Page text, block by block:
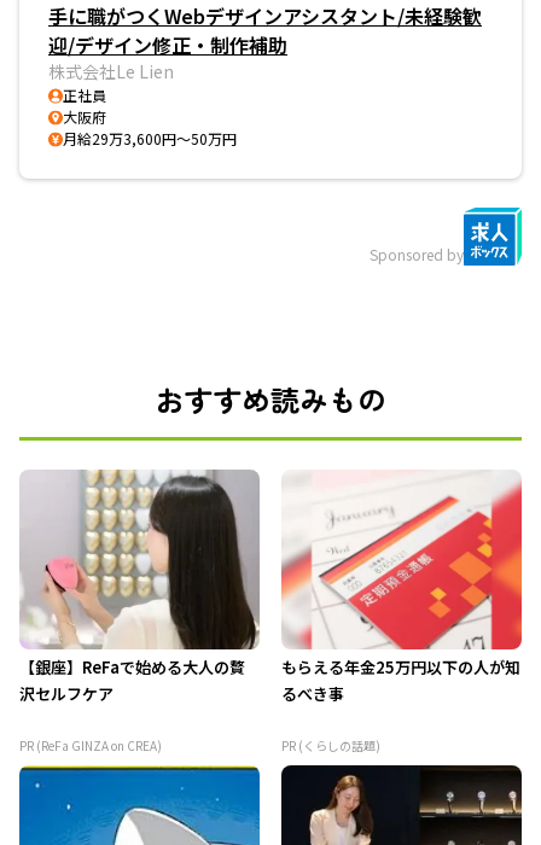
手に職がつくWebデザインアシスタント/未経験歓
迎/デザイン修正・制作補助
株式会社Le Lien
正社員
大阪府
月給29万3,600円～50万円
Sponsored by
おすすめ読みもの
【銀座】ReFaで始める大人の贅
沢セルフケア
PR (ReFa GINZA on CREA)
もらえる年金25万円以下の人が知
るべき事
PR (くらしの話題)